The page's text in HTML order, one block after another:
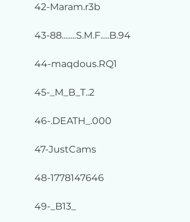
42-Maram.r3b
43-88........S.M.F.....B.94
44-maqdous.RQ1
45-_M_B_T..2
46-.DEATH_.000
47-JustCams
48-1778147646
49-_B13_